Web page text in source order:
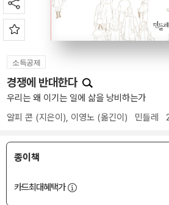
소득공제
경쟁에 반대한다
우리는 왜 이기는 일에 삶을 낭비하는가
알피 콘 (지은이), 이영노 (옮긴이) 민들레
종이책
카드최대혜택가